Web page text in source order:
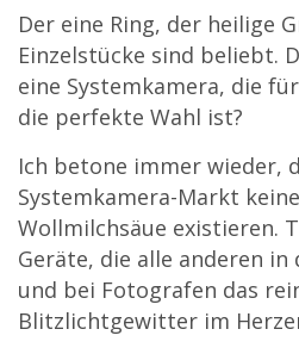
Der eine Ring, der heilige
Einzelstücke sind beliebt.
eine Systemkamera, die
die perfekte Wahl ist?
Ich betone immer wieder,
Systemkamera-Markt
Wollmilchsäue existieren.
Geräte, die alle anderen
und bei Fotografen das
Blitzlichtgewitter im